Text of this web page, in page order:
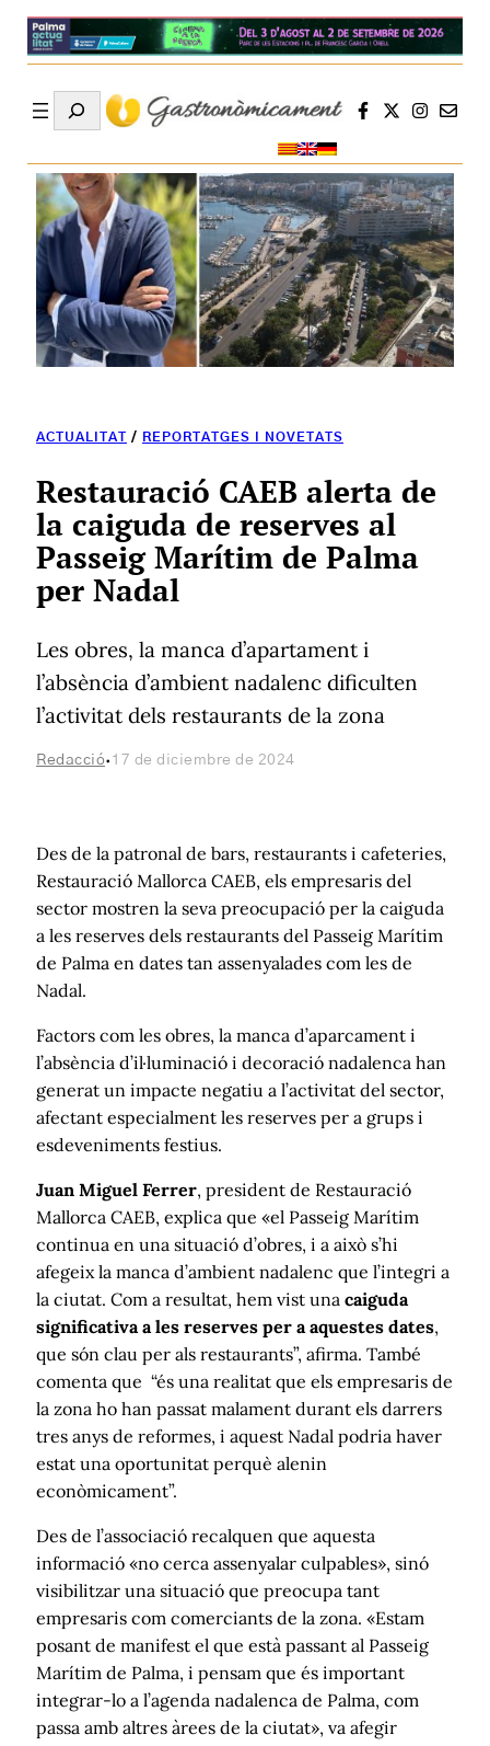
Search
ACTUALITAT / REPORTATGES I NOVETATS
Restauració CAEB alerta de
la caiguda de reserves al
Passeig Marítim de Palma
per Nadal
Les obres, la manca d’apartament i
l’absència d’ambient nadalenc dificulten
l’activitat dels restaurants de la zona
Redacció· 17 de diciembre de 2024
Des de la patronal de bars, restaurants i cafeteries,
Restauració Mallorca CAEB, els empresaris del
sector mostren la seva preocupació per la caiguda
a les reserves dels restaurants del Passeig Marítim
de Palma en dates tan assenyalades com les de
Nadal.
Factors com les obres, la manca d’aparcament i
l’absència d’il·luminació i decoració nadalenca han
generat un impacte negatiu a l’activitat del sector,
afectant especialment les reserves per a grups i
esdeveniments festius.
Juan Miguel Ferrer, president de Restauració
Mallorca CAEB, explica que «el Passeig Marítim
continua en una situació d’obres, i a això s’hi
afegeix la manca d’ambient nadalenc que l’integri a
la ciutat. Com a resultat, hem vist una caiguda
significativa a les reserves per a aquestes dates,
que són clau per als restaurants”, afirma. També
comenta que “és una realitat que els empresaris de
la zona ho han passat malament durant els darrers
tres anys de reformes, i aquest Nadal podria haver
estat una oportunitat perquè alenin
econòmicament”.
Des de l’associació recalquen que aquesta
informació «no cerca assenyalar culpables», sinó
visibilitzar una situació que preocupa tant
empresaris com comerciants de la zona. «Estam
posant de manifest el que està passant al Passeig
Marítim de Palma, i pensam que és important
integrar-lo a l’agenda nadalenca de Palma, com
passa amb altres àrees de la ciutat», va afegir